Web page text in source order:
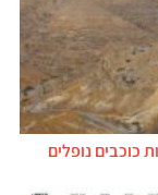
כוכבים נופלים